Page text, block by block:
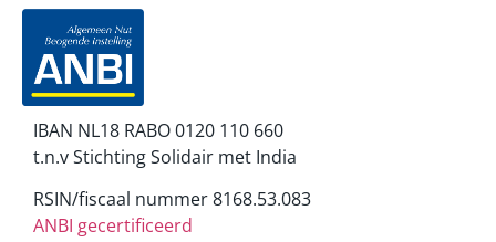
IBAN NL18 RABO 0120 110 660
t.n.v Stichting Solidair met India
RSIN/fiscaal nummer 8168.53.083
ANBI gecertificeerd